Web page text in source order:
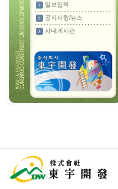
일보입력
공지사항/뉴스
사내게시판